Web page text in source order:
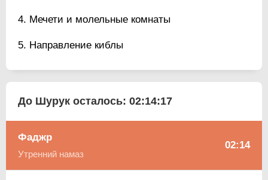
Мечети и молельные комнаты
Направление киблы
До Шурук осталось: 02:14:16
Фаджр
Утренний намаз
02:14